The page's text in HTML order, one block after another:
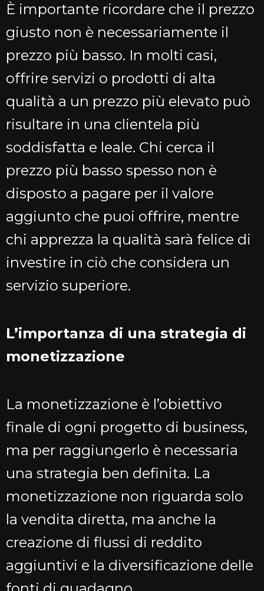
È importante ricordare che il prezzo
giusto non è necessariamente il
prezzo più basso. In molti casi,
offrire servizi o prodotti di alta
qualità a un prezzo più elevato può
risultare in una clientela più
soddisfatta e leale. Chi cerca il
prezzo più basso spesso non è
disposto a pagare per il valore
aggiunto che puoi offrire, mentre
chi apprezza la qualità sarà felice di
investire in ciò che considera un
servizio superiore.
L’importanza di una strategia di
monetizzazione
La monetizzazione è l’obiettivo
finale di ogni progetto di business,
ma per raggiungerlo è necessaria
una strategia ben definita. La
monetizzazione non riguarda solo
la vendita diretta, ma anche la
creazione di flussi di reddito
aggiuntivi e la diversificazione delle